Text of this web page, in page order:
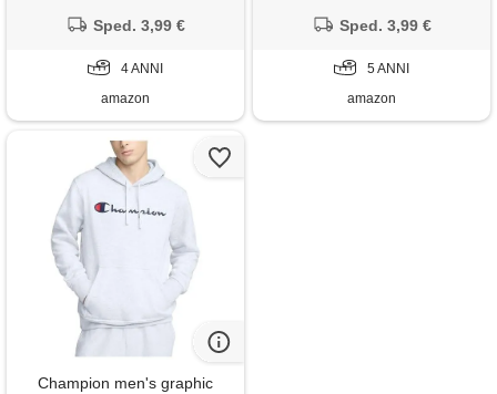
Sped. 3,99 €
4 ANNI
amazon
Sped. 3,99 €
5 ANNI
amazon
Champion men's graphic